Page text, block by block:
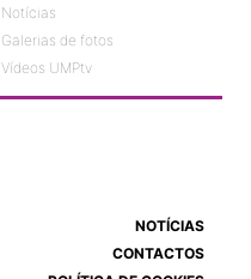
Notícias
Galerias de fotos
Vídeos UMPtv
NOTÍCIAS
CONTACTOS